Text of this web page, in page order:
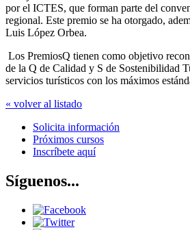
por el ICTES, que forman parte del
regional. Este premio se ha otorgado,
Luis López Orbea.
Los PremiosQ tienen como objetivo
de la Q de Calidad y S de Sostenibilidad
servicios turísticos con los máximos
« volver al listado
Solicita información
Próximos cursos
Inscríbete aquí
Síguenos...